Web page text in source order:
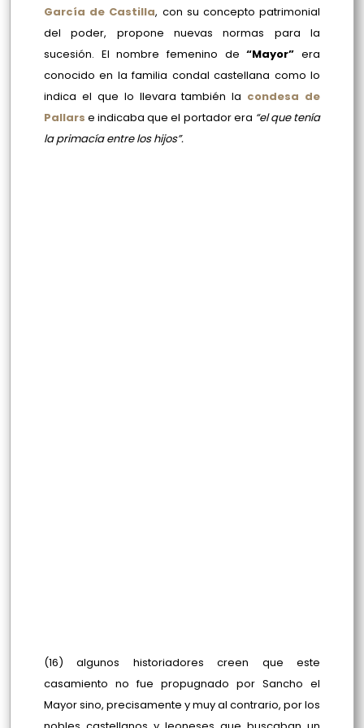
García de Castilla, con su concepto patrimonial
del poder, propone nuevas normas para la
sucesión. El nombre femenino de“Mayor” era
conocido en la familia condal castellana como lo
indica el que lo llevara también la condesa de
Pallars e indicaba que el portador era “el que tenía
la primacía entre los hijos”.
(16) algunos historiadores creen que este
casamiento no fue propugnado por Sancho el
Mayor sino, precisamente y muy al contrario, por los